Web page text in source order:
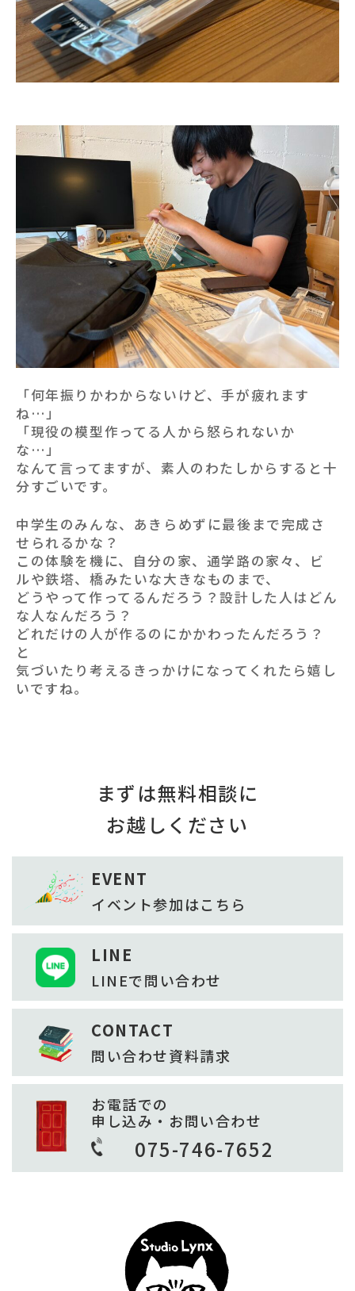
「何年振りかわからないけど、手が疲れます
ね…」
「現役の模型作ってる人から怒られないか
な…」
なんて言ってますが、素人のわたしからすると十
分すごいです。
中学生のみんな、あきらめずに最後まで完成さ
せられるかな？
この体験を機に、自分の家、通学路の家々、ビ
ルや鉄塔、橋みたいな大きなものまで、
どうやって作ってるんだろう？設計した人はどん
な人なんだろう？
どれだけの人が作るのにかかわったんだろう？
と
気づいたり考えるきっかけになってくれたら嬉し
いですね。
まずは無料相談に
お越しください
EVENT
イベント参加はこちら
LINE
LINEで問い合わせ
CONTACT
問い合わせ資料請求
お電話での
申し込み・お問い合わせ
075-746-7652